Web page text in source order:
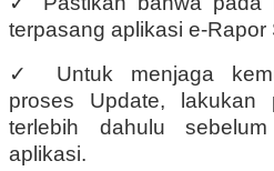
terpasang aplikasi e-Rapor
✓
Untuk menjaga
proses Update, lakukan
terlebih dahulu
aplikasi.